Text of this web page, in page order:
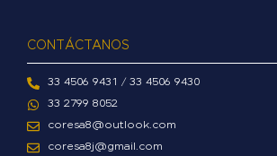
CONTÁCTANOS
33 4506 9431 / 33 4506 9430
33 2799 8052
coresa8@outlook.com
coresa8j@gmail.com